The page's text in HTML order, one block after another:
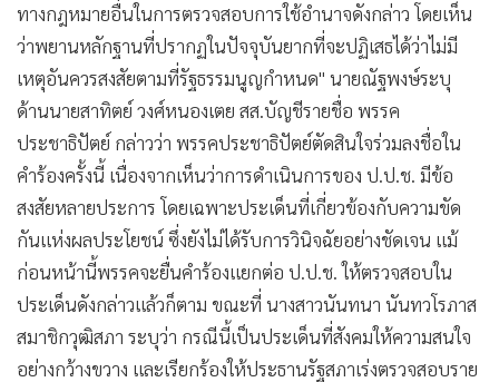
ทางกฎหมายอื่นในการตรวจสอบการใช้อำนาจดังกล่าว โดยเห็น
ว่าพยานหลักฐานที่ปรากฏในปัจจุบันยากที่จะปฏิเสธได้ว่าไม่มี
เหตุอันควรสงสัยตามที่รัฐธรรมนูญกำหนด" นายณัฐพงษ์ระบุ
ด้านนายสาทิตย์ วงศ์หนองเตย สส.บัญชีรายชื่อ พรรค
ประชาธิปัตย์ กล่าวว่า พรรคประชาธิปัตย์ตัดสินใจร่วมลงชื่อใน
คำร้องครั้งนี้ เนื่องจากเห็นว่าการดำเนินการของ ป.ป.ช. มีข้อ
สงสัยหลายประการ โดยเฉพาะประเด็นที่เกี่ยวข้องกับความขัด
กันแห่งผลประโยชน์ ซึ่งยังไม่ได้รับการวินิจฉัยอย่างชัดเจน แม้
ก่อนหน้านี้พรรคจะยื่นคำร้องแยกต่อ ป.ป.ช. ให้ตรวจสอบใน
ประเด็นดังกล่าวแล้วก็ตาม ขณะที่ นางสาวนันทนา นันทวโรภาส
สมาชิกวุฒิสภา ระบุว่า กรณีนี้เป็นประเด็นที่สังคมให้ความสนใจ
อย่างกว้างขวาง และเรียกร้องให้ประธานรัฐสภาเร่งตรวจสอบราย